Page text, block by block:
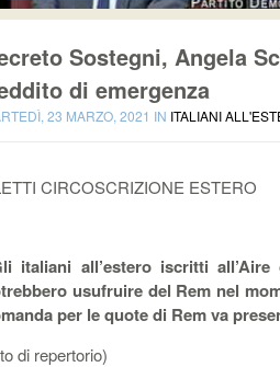
Sostegni, Angela
di emergenza
23 MARZO, 2021 IN ITALIANI
CIRCOSCRIZIONE ESTERO
italiani all’estero iscritti
usufruire del Rem nel
per le quote di Rem va
di repertorio)